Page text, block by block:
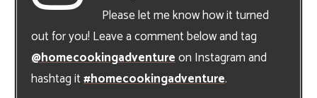
Please let me know how it turned
out for you! Leave a comment below and tag
@homecookingadventureon Instagram and
hashtag it#homecookingadventure.